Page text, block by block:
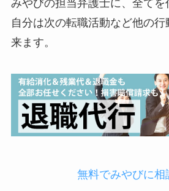
みやびの担当弁護士に、全て
自分は次の転職活動など他の
来ます。
無料でみやびに相